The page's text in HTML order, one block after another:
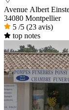
Avenue Albert
34080 Montpellier
5 /5 (23 avis)
top notes